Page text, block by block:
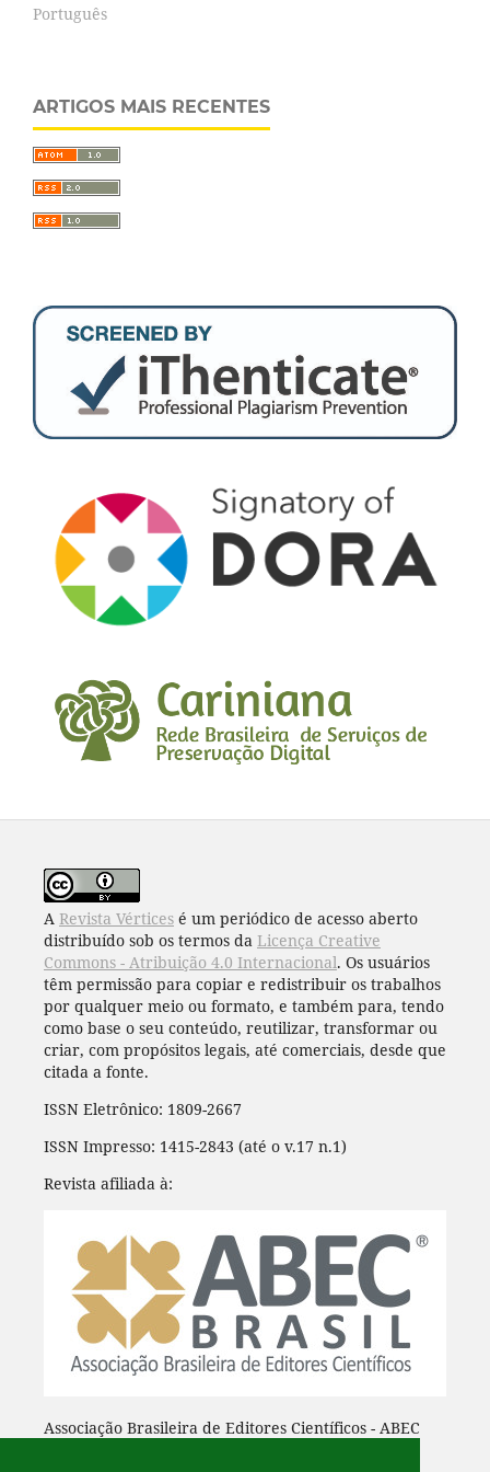
Português
ARTIGOS MAIS RECENTES
A Revista Vérticesé um periódico de acesso aberto
distribuído sob os termos da Licença Creative
Commons - Atribuição 4.0 Internacional. Os usuários
têm permissão para copiar e redistribuir os trabalhos
por qualquer meio ou formato, e também para, tendo
como base o seu conteúdo, reutilizar, transformar ou
criar, com propósitos legais, até comerciais, desde que
citada a fonte.
ISSN Eletrônico: 1809-2667
ISSN Impresso: 1415-2843 (até o v.17 n.1)
Revista afiliada à:
Associação Brasileira de Editores Científicos - ABEC